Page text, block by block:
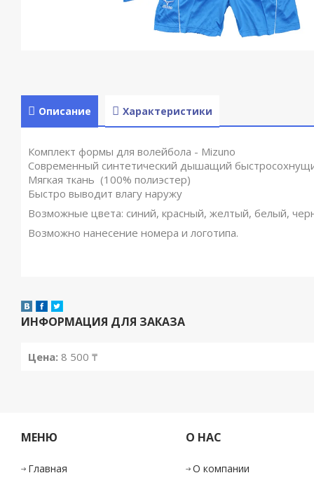
Описание Характеристики
Комплект формы для волейбола - Mizuno
Современный синтетический дышащий
Мягкая ткань (100% полиэстер)
Быстро выводит влагу наружу
Возможные цвета: синий, красный, желтый, белый,
Возможно нанесение номера и логотипа.
ИНФОРМАЦИЯ ДЛЯ ЗАКАЗА
Цена: 8 500 ₸
МЕНЮ
Главная
О НАС
О компании